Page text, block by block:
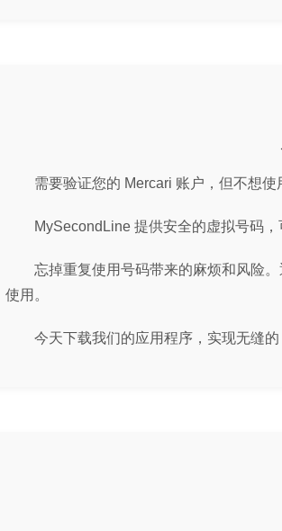
需要验证您的 Mercari 账户，但不想使
MySecondLine 提供安全的虚拟号码
忘掉重复使用号码带来的麻烦和风险
使用。
今天下载我们的应用程序，实现无缝的